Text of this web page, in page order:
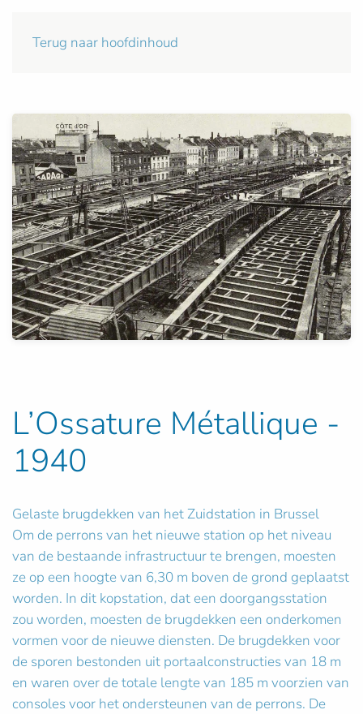
Terug naar hoofdinhoud
L’Ossature Métallique -
1940
Gelaste brugdekken van het Zuidstation in Brussel
Om de perrons van het nieuwe station op het niveau
van de bestaande infrastructuur te brengen, moesten
ze op een hoogte van 6,30 m boven de grond geplaatst
worden. In dit kopstation, dat een doorgangsstation
zou worden, moesten de brugdekken een onderkomen
vormen voor de nieuwe diensten. De brugdekken voor
de sporen bestonden uit portaalconstructies van 18 m
en waren over de totale lengte van 185 m voorzien van
consoles voor het ondersteunen van de perrons. De